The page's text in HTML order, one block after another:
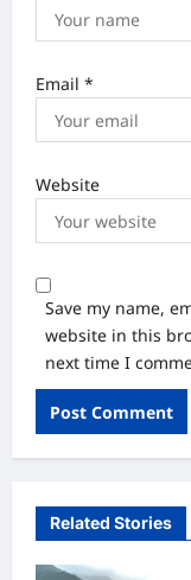
Email *
Website
Save my name,
website in this
next time I
Related Stories